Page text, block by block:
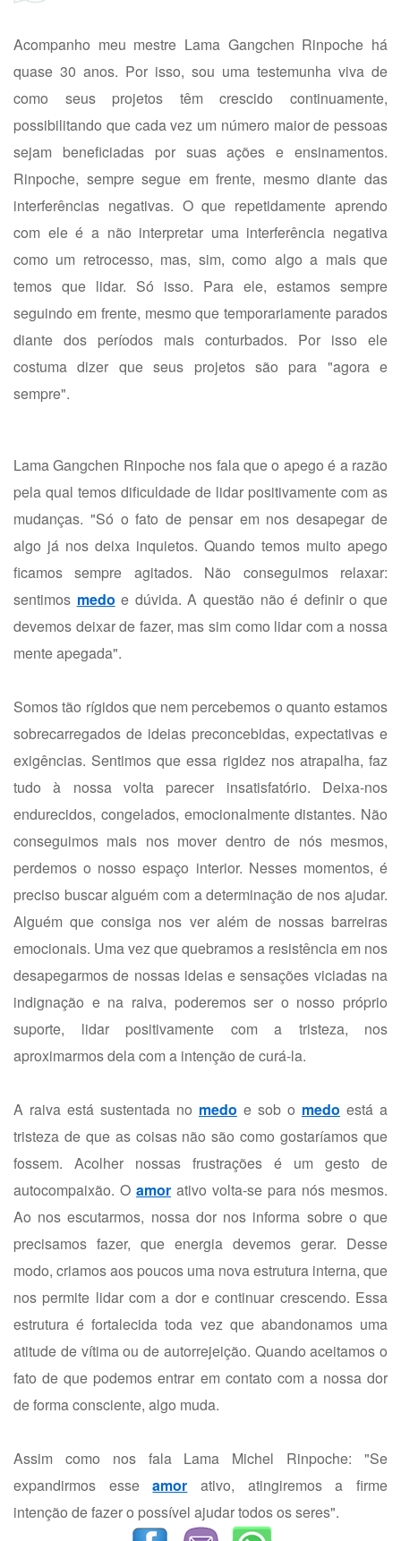
Acompanho meu mestre Lama Gangchen Rinpoche há
quase 30 anos. Por isso, sou uma testemunha viva de
como seus projetos têm crescido continuamente,
possibilitando que cada vez um número maior de pessoas
sejam beneficiadas por suas ações e ensinamentos.
Rinpoche, sempre segue em frente, mesmo diante das
interferências negativas. O que repetidamente aprendo
com ele é a não interpretar uma interferência negativa
como um retrocesso, mas, sim, como algo a mais que
temos que lidar. Só isso. Para ele, estamos sempre
seguindo em frente, mesmo que temporariamente parados
diante dos períodos mais conturbados. Por isso ele
costuma dizer que seus projetos são para "agora e
sempre".
Lama Gangchen Rinpoche nos fala que o apego é a razão
pela qual temos dificuldade de lidar positivamente com as
mudanças. "Só o fato de pensar em nos desapegar de
algo já nos deixa inquietos. Quando temos muito apego
ficamos sempre agitados. Não conseguimos relaxar:
sentimos medo e dúvida. A questão não é definir o que
devemos deixar de fazer, mas sim como lidar com a nossa
mente apegada".
Somos tão rígidos que nem percebemos o quanto estamos
sobrecarregados de ideias preconcebidas, expectativas e
exigências. Sentimos que essa rigidez nos atrapalha, faz
tudo à nossa volta parecer insatisfatório. Deixa-nos
endurecidos, congelados, emocionalmente distantes. Não
conseguimos mais nos mover dentro de nós mesmos,
perdemos o nosso espaço interior. Nesses momentos, é
preciso buscar alguém com a determinação de nos ajudar.
Alguém que consiga nos ver além de nossas barreiras
emocionais. Uma vez que quebramos a resistência em nos
desapegarmos de nossas ideias e sensações viciadas na
indignação e na raiva, poderemos ser o nosso próprio
suporte, lidar positivamente com a tristeza, nos
aproximarmos dela com a intenção de curá-la.
A raiva está sustentada no medo e sob o medo está a
tristeza de que as coisas não são como gostaríamos que
fossem. Acolher nossas frustrações é um gesto de
autocompaixão. O amor ativo volta-se para nós mesmos.
Ao nos escutarmos, nossa dor nos informa sobre o que
precisamos fazer, que energia devemos gerar. Desse
modo, criamos aos poucos uma nova estrutura interna, que
nos permite lidar com a dor e continuar crescendo. Essa
estrutura é fortalecida toda vez que abandonamos uma
atitude de vítima ou de autorrejeição. Quando aceitamos o
fato de que podemos entrar em contato com a nossa dor
de forma consciente, algo muda.
Assim como nos fala Lama Michel Rinpoche: "Se
expandirmos esseamor ativo, atingiremos a firme
intenção de fazer o possível ajudar todos os seres".